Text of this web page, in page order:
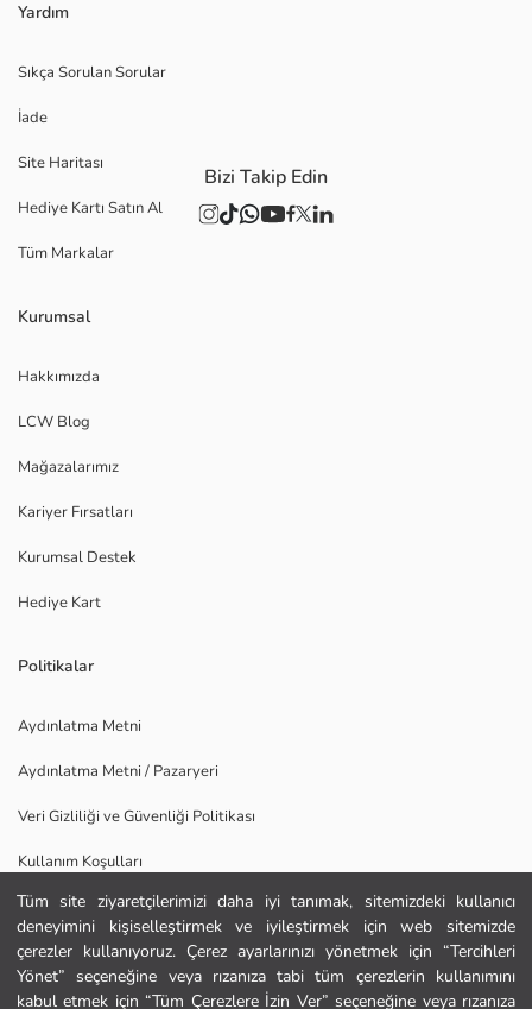
Tüm site ziyaretçilerimizi daha iyi tanımak, sitemizdeki kullanıcı
deneyimini kişiselleştirmek ve iyileştirmek için web sitemizde
çerezler kullanıyoruz. Çerez ayarlarınızı yönetmek için “Tercihleri
Yönet” seçeneğine veya rızanıza tabi tüm çerezlerin kullanımını
kabul etmek için “Tüm Çerezlere İzin Ver” seçeneğine veya rızanıza
Ana Sayfa
Kategoriler
Yardım
Sıkça Sorulan Sorular
İade
Site Haritası
Hediye Kartı Satın Al
Tüm Markalar
Kurumsal
Hakkımızda
LCW Blog
Mağazalarımız
Kariyer Fırsatları
Kurumsal Destek
Hediye Kart
Politikalar
Aydınlatma Metni
Aydınlatma Metni / Pazaryeri
Veri Gizliliği ve Güvenliği Politikası
Kullanım Koşulları
Uygulamamızı İndirin
Bizi Takip Edin